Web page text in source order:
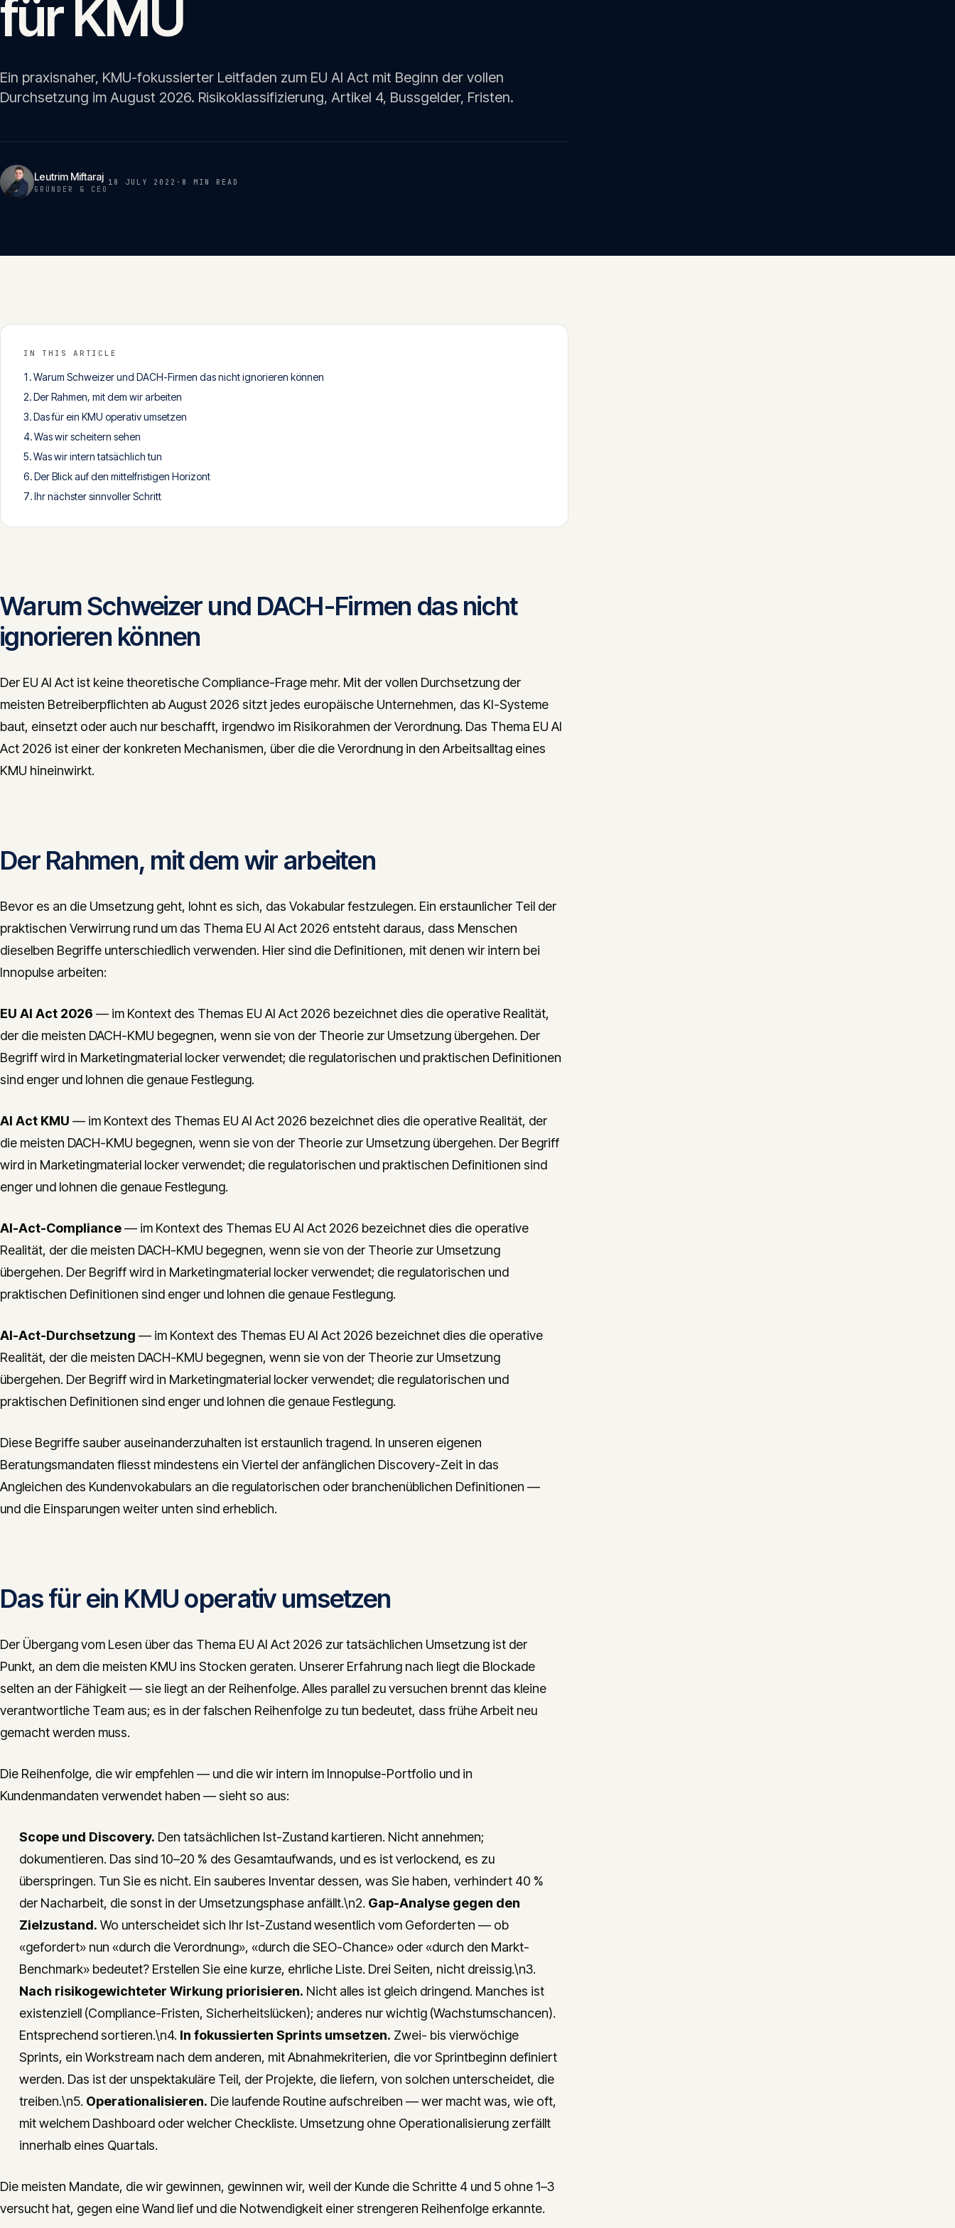
für KMU
Ein praxisnaher, KMU-fokussierter Leitfaden zum EU AI Act mit Beginn der vollen
Durchsetzung im August 2026. Risikoklassifizierung, Artikel 4, Bussgelder, Fristen.
Leutrim Miftaraj
GRÜNDER & CEO
18 JULY 2022 · 8 MIN READ
IN THIS ARTICLE
Warum Schweizer und DACH-Firmen das nicht ignorieren können
Der Rahmen, mit dem wir arbeiten
Das für ein KMU operativ umsetzen
Was wir scheitern sehen
Was wir intern tatsächlich tun
Der Blick auf den mittelfristigen Horizont
Ihr nächster sinnvoller Schritt
Warum Schweizer und DACH-Firmen das nicht
ignorieren können
Der EU AI Act ist keine theoretische Compliance-Frage mehr. Mit der vollen Durchsetzung der
meisten Betreiberpflichten ab August 2026 sitzt jedes europäische Unternehmen, das KI-Systeme
baut, einsetzt oder auch nur beschafft, irgendwo im Risikorahmen der Verordnung. Das Thema EU AI
Act 2026 ist einer der konkreten Mechanismen, über die die Verordnung in den Arbeitsalltag eines
KMU hineinwirkt.
Der Rahmen, mit dem wir arbeiten
Bevor es an die Umsetzung geht, lohnt es sich, das Vokabular festzulegen. Ein erstaunlicher Teil der
praktischen Verwirrung rund um das Thema EU AI Act 2026 entsteht daraus, dass Menschen
dieselben Begriffe unterschiedlich verwenden. Hier sind die Definitionen, mit denen wir intern bei
Innopulse arbeiten:
EU AI Act 2026 — im Kontext des Themas EU AI Act 2026 bezeichnet dies die operative Realität,
der die meisten DACH-KMU begegnen, wenn sie von der Theorie zur Umsetzung übergehen. Der
Begriff wird in Marketingmaterial locker verwendet; die regulatorischen und praktischen Definitionen
sind enger und lohnen die genaue Festlegung.
AI Act KMU — im Kontext des Themas EU AI Act 2026 bezeichnet dies die operative Realität, der
die meisten DACH-KMU begegnen, wenn sie von der Theorie zur Umsetzung übergehen. Der Begriff
wird in Marketingmaterial locker verwendet; die regulatorischen und praktischen Definitionen sind
enger und lohnen die genaue Festlegung.
AI-Act-Compliance— im Kontext des Themas EU AI Act 2026 bezeichnet dies die operative
Realität, der die meisten DACH-KMU begegnen, wenn sie von der Theorie zur Umsetzung
übergehen. Der Begriff wird in Marketingmaterial locker verwendet; die regulatorischen und
praktischen Definitionen sind enger und lohnen die genaue Festlegung.
AI-Act-Durchsetzung — im Kontext des Themas EU AI Act 2026 bezeichnet dies die operative
Realität, der die meisten DACH-KMU begegnen, wenn sie von der Theorie zur Umsetzung
übergehen. Der Begriff wird in Marketingmaterial locker verwendet; die regulatorischen und
praktischen Definitionen sind enger und lohnen die genaue Festlegung.
Diese Begriffe sauber auseinanderzuhalten ist erstaunlich tragend. In unseren eigenen
Beratungsmandaten fliesst mindestens ein Viertel der anfänglichen Discovery-Zeit in das
Angleichen des Kundenvokabulars an die regulatorischen oder branchenüblichen Definitionen —
und die Einsparungen weiter unten sind erheblich.
Das für ein KMU operativ umsetzen
Der Übergang vom Lesen über das Thema EU AI Act 2026 zur tatsächlichen Umsetzung ist der
Punkt, an dem die meisten KMU ins Stocken geraten. Unserer Erfahrung nach liegt die Blockade
selten an der Fähigkeit — sie liegt an der Reihenfolge. Alles parallel zu versuchen brennt das kleine
verantwortliche Team aus; es in der falschen Reihenfolge zu tun bedeutet, dass frühe Arbeit neu
gemacht werden muss.
Die Reihenfolge, die wir empfehlen — und die wir intern im Innopulse-Portfolio und in
Kundenmandaten verwendet haben — sieht so aus:
Scope und Discovery. Den tatsächlichen Ist-Zustand kartieren. Nicht annehmen;
dokumentieren. Das sind 10–20 % des Gesamtaufwands, und es ist verlockend, es zu
überspringen. Tun Sie es nicht. Ein sauberes Inventar dessen, was Sie haben, verhindert 40 %
der Nacharbeit, die sonst in der Umsetzungsphase anfällt.\n2. Gap-Analyse gegen den
Zielzustand. Wo unterscheidet sich Ihr Ist-Zustand wesentlich vom Geforderten — ob
«gefordert» nun «durch die Verordnung», «durch die SEO-Chance» oder «durch den Markt-
Benchmark» bedeutet? Erstellen Sie eine kurze, ehrliche Liste. Drei Seiten, nicht dreissig.\n3.
Nach risikogewichteter Wirkung priorisieren. Nicht alles ist gleich dringend. Manches ist
existenziell (Compliance-Fristen, Sicherheitslücken); anderes nur wichtig (Wachstumschancen).
Entsprechend sortieren.\n4. In fokussierten Sprints umsetzen. Zwei- bis vierwöchige
Sprints, ein Workstream nach dem anderen, mit Abnahmekriterien, die vor Sprintbeginn definiert
werden. Das ist der unspektakuläre Teil, der Projekte, die liefern, von solchen unterscheidet, die
treiben.\n5. Operationalisieren. Die laufende Routine aufschreiben — wer macht was, wie oft,
mit welchem Dashboard oder welcher Checkliste. Umsetzung ohne Operationalisierung zerfällt
innerhalb eines Quartals.
Die meisten Mandate, die wir gewinnen, gewinnen wir, weil der Kunde die Schritte 4 und 5 ohne 1–3
versucht hat, gegen eine Wand lief und die Notwendigkeit einer strengeren Reihenfolge erkannte.